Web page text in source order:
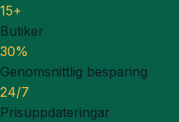
15+
Butiker
30%
Genomsnittlig besparing
24/7
Prisuppdateringar